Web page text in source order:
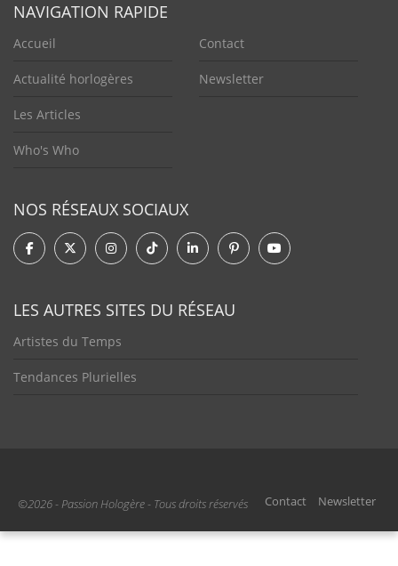
NAVIGATION RAPIDE
Accueil
Actualité horlogères
Les Articles
Who's Who
Contact
Newsletter
NOS RÉSEAUX SOCIAUX
LES AUTRES SITES DU RÉSEAU
Artistes du Temps
Tendances Plurielles
©2026 - Passion Hologère - Tous droits réservés Contact Newsletter